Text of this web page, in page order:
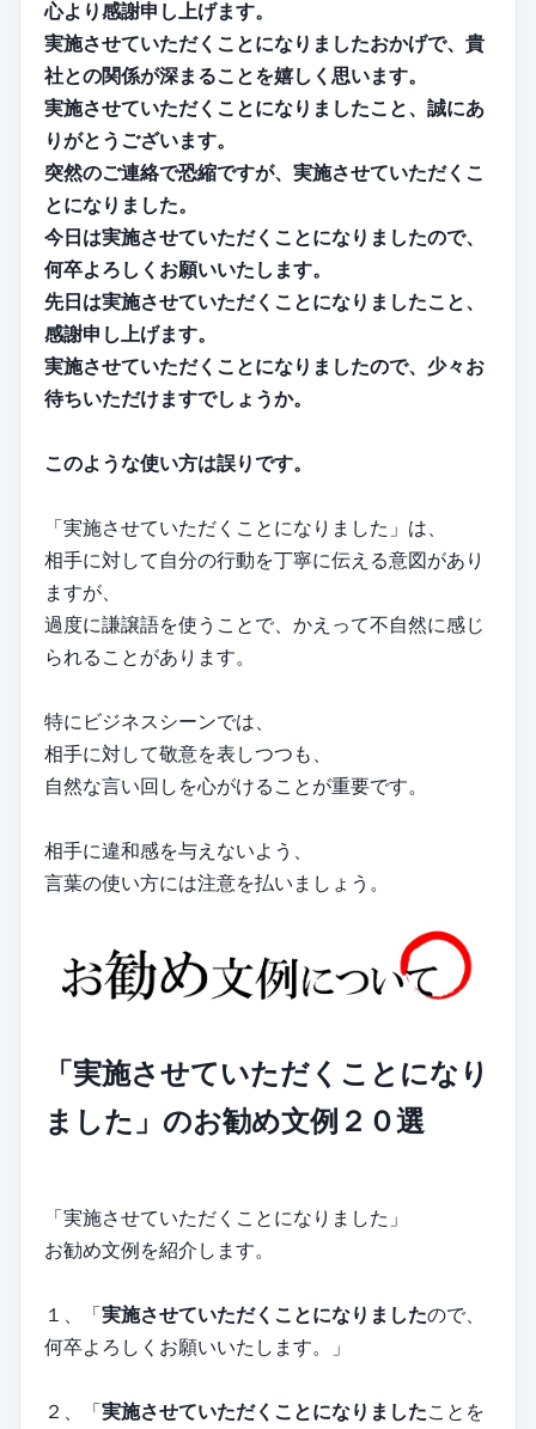
心より感謝申し上げます。
実施させていただくことになりましたおかげで、貴
社との関係が深まることを嬉しく思います。
実施させていただくことになりましたこと、誠にあ
りがとうございます。
突然のご連絡で恐縮ですが、実施させていただくこ
とになりました。
今日は実施させていただくことになりましたので、
何卒よろしくお願いいたします。
先日は実施させていただくことになりましたこと、
感謝申し上げます。
実施させていただくことになりましたので、少々お
待ちいただけますでしょうか。
このような使い方は誤りです。
「実施させていただくことになりました」は、
相手に対して自分の行動を丁寧に伝える意図があり
ますが、
過度に謙譲語を使うことで、かえって不自然に感じ
られることがあります。
特にビジネスシーンでは、
相手に対して敬意を表しつつも、
自然な言い回しを心がけることが重要です。
相手に違和感を与えないよう、
言葉の使い方には注意を払いましょう。
「実施させていただくことになり
ました」のお勧め文例２０選
「実施させていただくことになりました」
お勧め文例を紹介します。
１、「実施させていただくことになりましたので、
何卒よろしくお願いいたします。」
２、「実施させていただくことになりましたことを